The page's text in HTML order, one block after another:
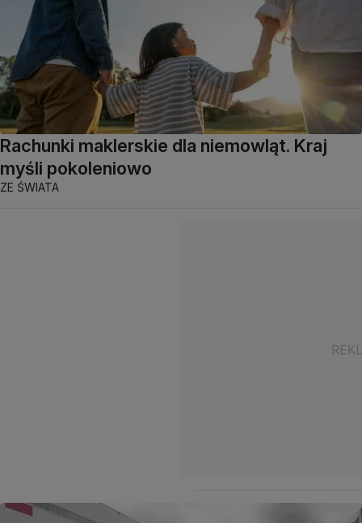
Rachunki maklerskie dla niemowląt. Kraj
myśli pokoleniowo
ZE ŚWIATA